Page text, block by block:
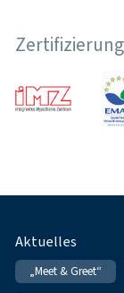
Fußnavigation
Aktuelles
„Meet & Greet“